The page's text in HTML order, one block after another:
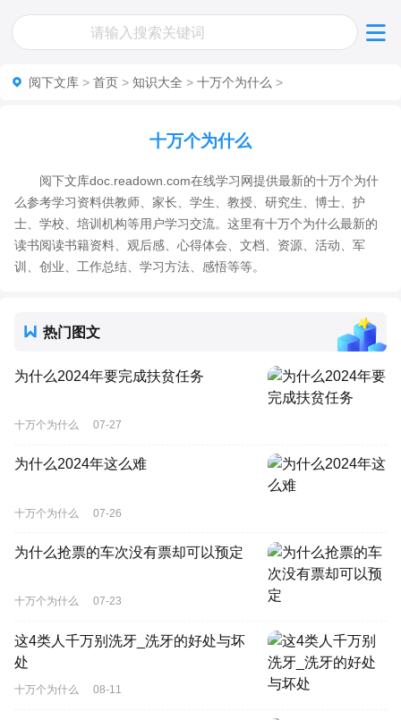
阅下文库 > 首页 > 知识大全 > 十万个为什么 >
十万个为什么
阅下文库doc.readown.com在线学习网提供最新的十万个为什
么参考学习资料供教师、家长、学生、教授、研究生、博士、护
士、学校、培训机构等用户学习交流。这里有十万个为什么最新的
读书阅读书籍资料、观后感、心得体会、文档、资源、活动、军
训、创业、工作总结、学习方法、感悟等等。
热门图文
为什么2024年要完成扶贫任务
十万个为什么 07-27
为什么2024年这么难
十万个为什么 07-26
为什么抢票的车次没有票却可以预定
十万个为什么 07-23
这4类人千万别洗牙_洗牙的好处与坏
处
十万个为什么 08-11